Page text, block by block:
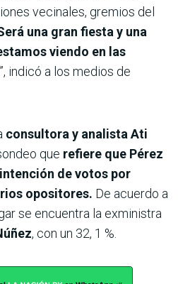
vecinales, gremios del
una gran fiesta y una
viendo en las
”, indicó a los medios de
consultora y analista Ati
que refiere que Pérez
de votos por
opositores. De acuerdo a
se encuentra la exministra
, con un 32, 1 %.